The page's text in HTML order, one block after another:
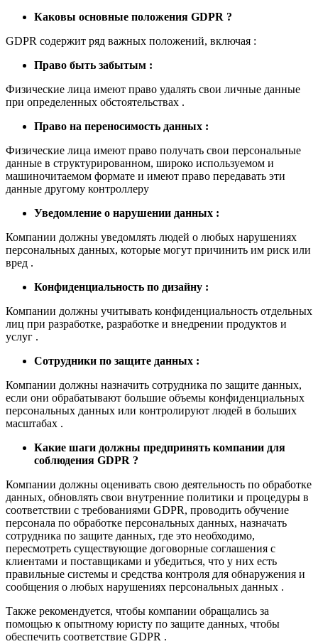
Каковы основные положения GDPR ?
GDPR содержит ряд важных положений, включая :
Право быть забытым :
Физические лица имеют право удалять свои личные данные
при определенных обстоятельствах .
Право на переносимость данных :
Физические лица имеют право получать свои персональные
данные в структурированном, широко используемом и
машиночитаемом формате и имеют право передавать эти
данные другому контроллеру
Уведомление о нарушении данных :
Компании должны уведомлять людей о любых нарушениях
персональных данных, которые могут причинить им риск или
вред .
Конфиденциальность по дизайну :
Компании должны учитывать конфиденциальность отдельных
лиц при разработке, разработке и внедрении продуктов и
услуг .
Сотрудники по защите данных :
Компании должны назначить сотрудника по защите данных,
если они обрабатывают большие объемы конфиденциальных
персональных данных или контролируют людей в больших
масштабах .
Какие шаги должны предпринять компании для
соблюдения GDPR ?
Компании должны оценивать свою деятельность по обработке
данных, обновлять свои внутренние политики и процедуры в
соответствии с требованиями GDPR, проводить обучение
персонала по обработке персональных данных, назначать
сотрудника по защите данных, где это необходимо,
пересмотреть существующие договорные соглашения с
клиентами и поставщиками и убедиться, что у них есть
правильные системы и средства контроля для обнаружения и
сообщения о любых нарушениях персональных данных .
Также рекомендуется, чтобы компании обращались за
помощью к опытному юристу по защите данных, чтобы
обеспечить соответствие GDPR .